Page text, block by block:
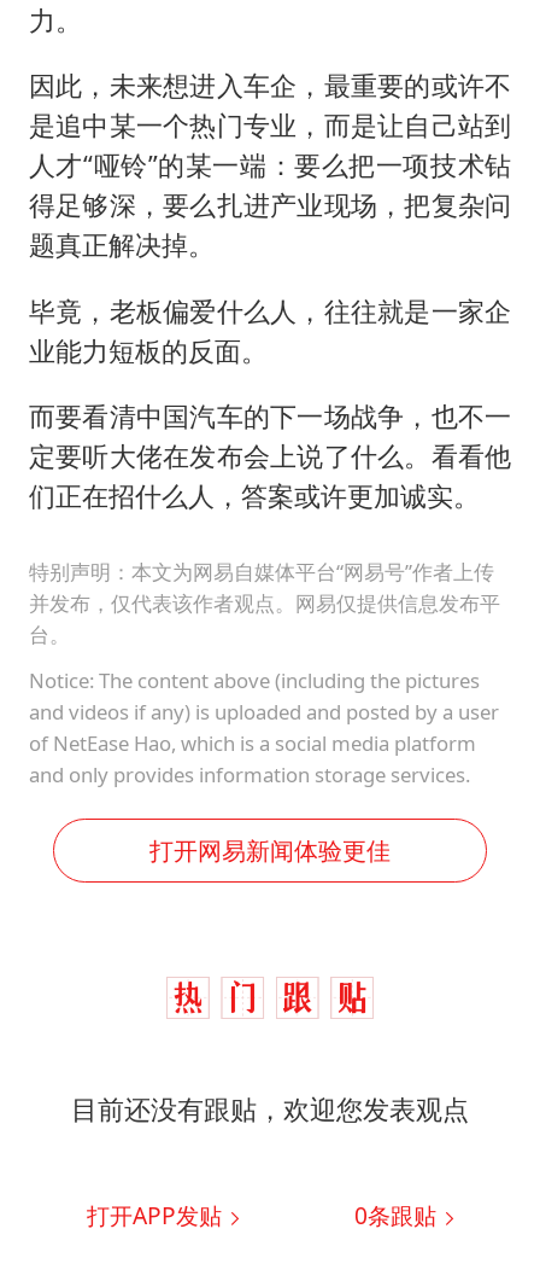
力。
因此，未来想进入车企，最重要的或许不
是追中某一个热门专业，而是让自己站到
人才“哑铃”的某一端：要么把一项技术钻
得足够深，要么扎进产业现场，把复杂问
题真正解决掉。
毕竟，老板偏爱什么人，往往就是一家企
业能力短板的反面。
而要看清中国汽车的下一场战争，也不一
定要听大佬在发布会上说了什么。看看他
们正在招什么人，答案或许更加诚实。
特别声明：本文为网易自媒体平台“网易号”作者上传
并发布，仅代表该作者观点。网易仅提供信息发布平
台。
Notice: The content above (including the pictures
and videos if any) is uploaded and posted by a user
of NetEase Hao, which is a social media platform
and only provides information storage services.
打开网易新闻体验更佳
目前还没有跟贴，欢迎您发表观点
打开APP发贴 0条跟贴